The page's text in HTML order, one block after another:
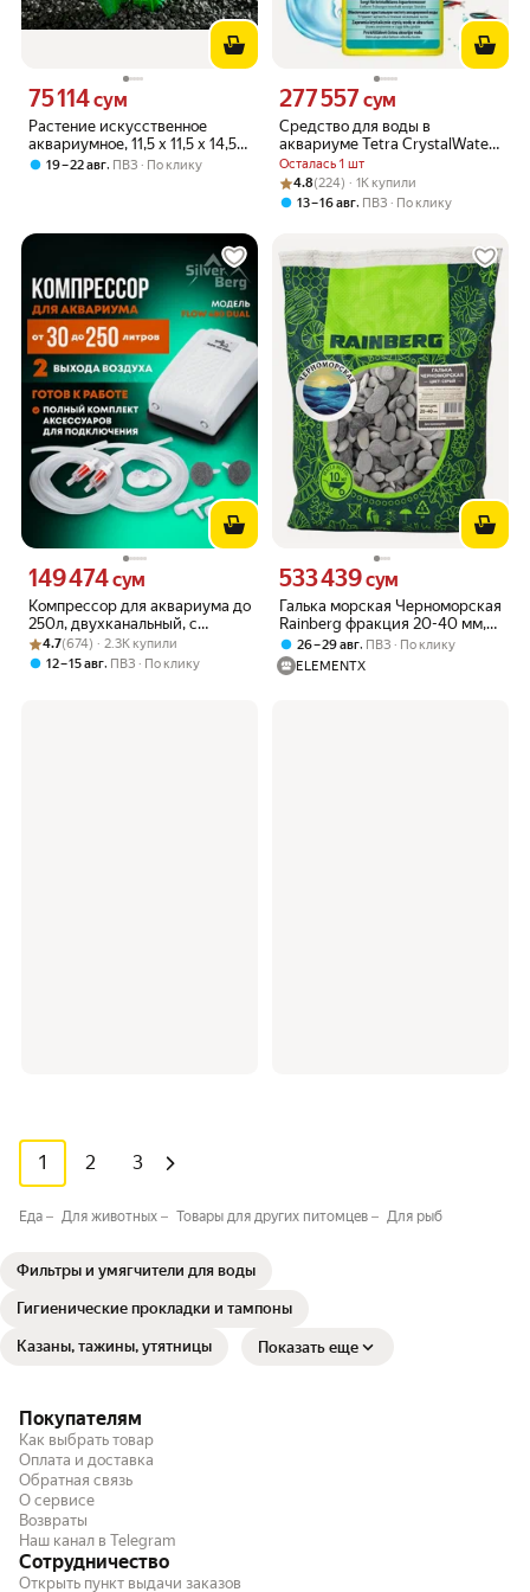
Растение искусственное
аквариумное, 11,5 х 11,5 х 14,5
см, 3184342
Цена 75114 сум вместо
75 114сум
19 – 22 авг, ПВЗ По клику
Средство для воды в
аквариуме Tetra CrystalWater
250 мл, против помутнений
Осталась 1 шт
Цена 277557 сум вместо
277 557сум
Рейтинг товара: 4.8 из 5
Оценок: (224) · 1K купили
4.8(224) · 1K купили
13 – 16 авг, ПВЗ По клику
Компрессор для аквариума до
250л, двухканальный, с
комплектом для подключения,
Silver Berg Flow 480 Dual
Цена 149474 сум вместо
149 474сум
Рейтинг товара: 4.7 из 5
Оценок: (674) · 2.3K купили
4.7(674) · 2.3K купили
12 – 15 авг, ПВЗ По клику
Галька морская Черноморская
Rainberg фракция 20-40 мм,
10 кг 6142
Цена 533439 сум вместо
533 439сум
26 – 29 авг, ПВЗ
По клику
ELEMENTX
1 2 3
Еда Для животных Товары для других питомцев Для рыб
Фильтры и умягчители для воды
Гигиенические прокладки и тампоны
Казаны, тажины, утятницы Показать еще
Покупателям
Как выбрать товар
Оплата и доставка
Обратная связь
О сервисе
Возвраты
Наш канал в Telegram
Сотрудничество
Открыть пункт выдачи заказов